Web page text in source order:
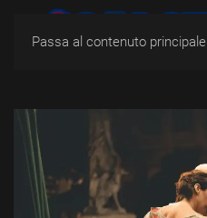
Passa al contenuto principale